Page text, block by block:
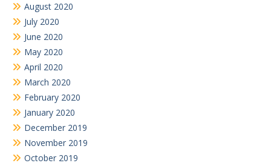
August 2020
July 2020
June 2020
May 2020
April 2020
March 2020
February 2020
January 2020
December 2019
November 2019
October 2019